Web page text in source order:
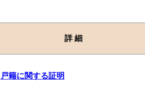
詳 細
戸籍に関する証明